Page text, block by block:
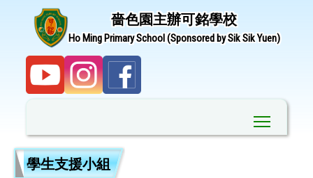
嗇色園主辦可銘學校
Ho Ming Primary School (Sponsored by Sik Sik Yuen)
學生支援小組